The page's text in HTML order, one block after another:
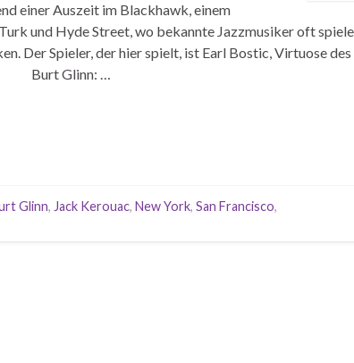
einer Auszeit im Blackhawk, einem
und Hyde Street, wo bekannte Jazzmusiker oft
Der Spieler, der hier spielt, ist Earl Bostic, Virtuose
Burt Glinn: …
Glinn, Jack Kerouac, New York, San Francisco,